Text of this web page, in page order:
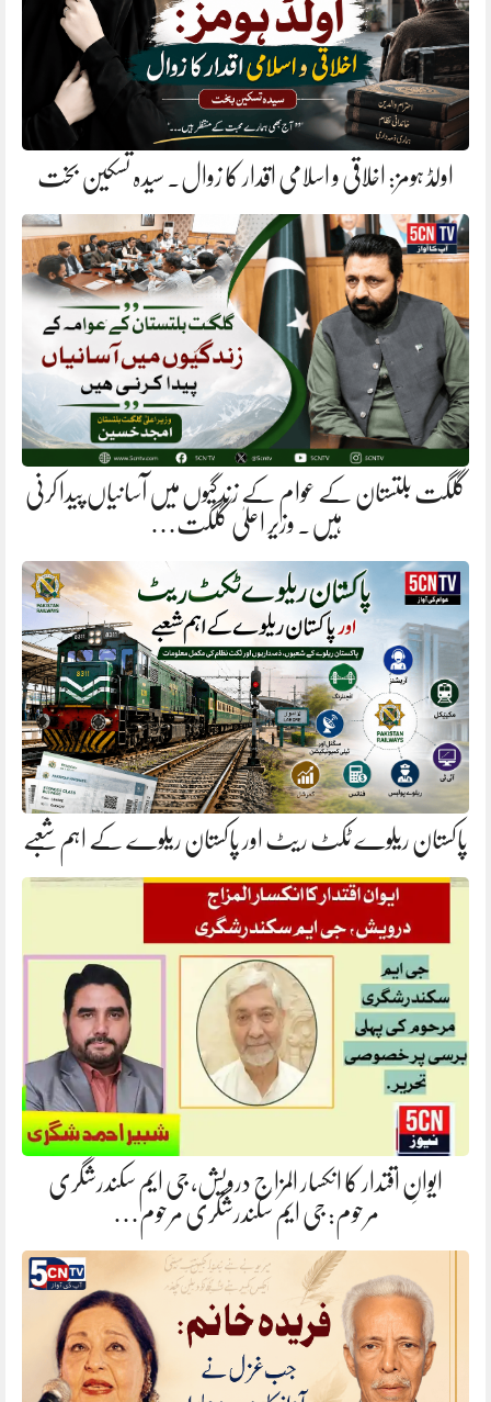
اولڈ ہومز: اخلاقی و اسلامی اقدار کا زوال. سیدہ تسکین بخت
گلگت بلتستان کے عوام کے زندگیوں میں آسانیاں پیدا کرنی
ہیں. وزیر اعلیٰ گلگت…
پاکستان ریلوے ٹکٹ ریٹ اور پاکستان ریلوے کے اہم شعبے
ایوانِ اقتدار کا انکسار المزاج درویش، جی ایم سکندرشگری
مرحوم: جی ایم سکندرشگری مرحوم…